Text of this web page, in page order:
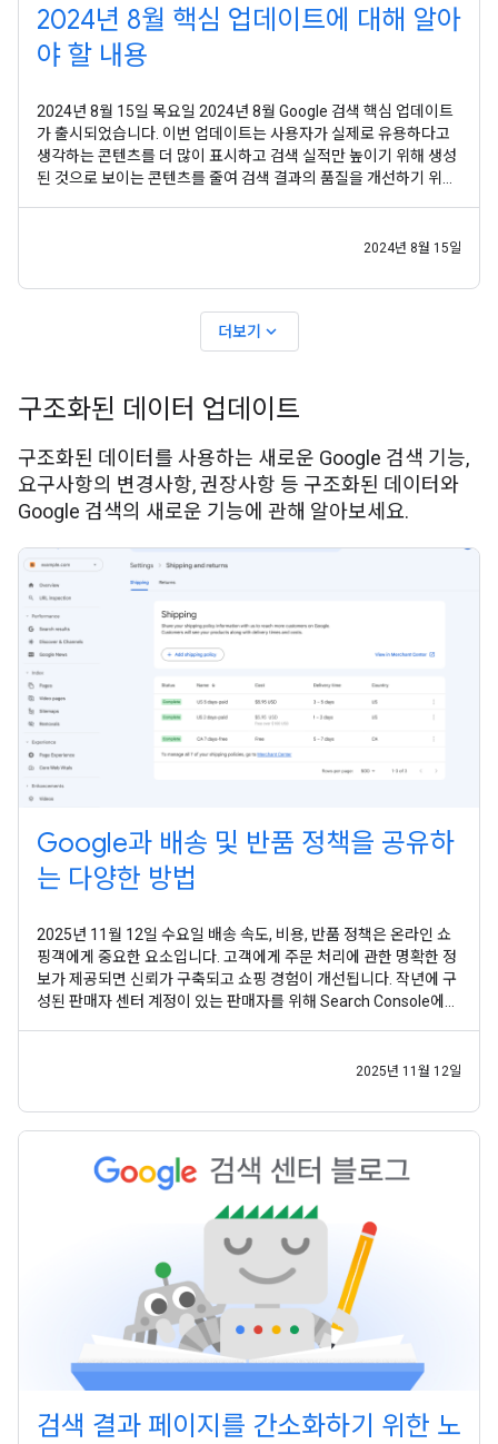
2024년 8월 핵심 업데이트에 대해 알아
야 할 내용
2024년 8월 15일 목요일 2024년 8월 Google 검색 핵심 업데이트
가 출시되었습니다. 이번 업데이트는 사용자가 실제로 유용하다고
생각하는 콘텐츠를 더 많이 표시하고 검색 실적만 높이기 위해 생성
된 것으로 보이는 콘텐츠를 줄여 검색 결과의 품질을 개선하기 위한
2024년 8월 15일
더보기 expand_more
구조화된 데이터 업데이트
구조화된 데이터를 사용하는 새로운 Google 검색 기능,
요구사항의 변경사항, 권장사항 등 구조화된 데이터와
Google 검색의 새로운 기능에 관해 알아보세요.
Google과 배송 및 반품 정책을 공유하
는 다양한 방법
2025년 11월 12일 수요일 배송 속도, 비용, 반품 정책은 온라인 쇼
핑객에게 중요한 요소입니다. 고객에게 주문 처리에 관한 명확한 정
보가 제공되면 신뢰가 구축되고 쇼핑 경험이 개선됩니다. 작년에 구
성된 판매자 센터 계정이 있는 판매자를 위해 Search Console에
2025년 11월 12일
검색 결과 페이지를 간소화하기 위한 노